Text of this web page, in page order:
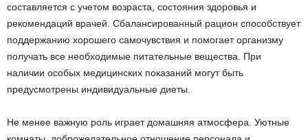
составляется с учетом возраста, состояния здоровья и
рекомендаций врачей. Сбалансированный рацион способствует
поддержанию хорошего самочувствия и помогает организму
получать все необходимые питательные вещества. При
наличии особых медицинских показаний могут быть
предусмотрены индивидуальные диеты.
Не менее важную роль играет домашняя атмосфера. Уютные